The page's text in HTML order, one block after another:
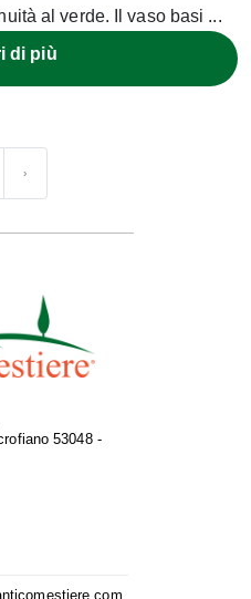
al verde. Il vaso basi ...
di più
›
53048 -